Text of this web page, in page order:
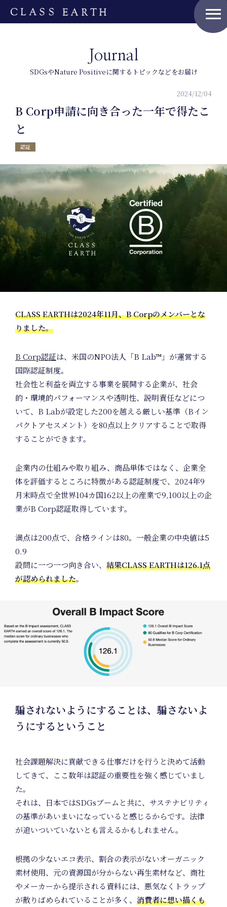
menu
Journal
SDGsやNature Positiveに関するトピックなどをお届け
2024/12/04
B Corp申請に向き合った一年で得たこ
と
認証
CLASS EARTHは2024年11月、B Corpのメンバーとな
りました。
B Corp認証は、米国のNPO法人「B Lab™︎」が運営する
国際認証制度。
社会性と利益を両立する事業を展開する企業が、社会
的・環境的パフォーマンスや透明性、説明責任などにつ
いて、B Labが設定した200を越える厳しい基準（Bイン
パクトアセスメント）を80点以上クリアすることで取得
することができます。
企業内の仕組みや取り組み、商品単体ではなく、企業全
体を評価するところに特徴がある認証制度で、2024年9
月末時点で全世界104カ国162以上の産業で9,100以上の企
業がB Corp認証取得しています。
満点は200点で、合格ラインは80。一般企業の中央値は5
0.9
設問に一つ一つ向き合い、 結果CLASS EARTHは126.1点
が認められました。
騙されないようにすることは、騙さないよ
うにするということ
社会課題解決に貢献できる仕事だけを行うと決めて活動
してきて、ここ数年は認証の重要性を強く感じていまし
た。
それは、日本ではSDGsブームと共に、サステナビリティ
の基準があいまいになっていると感じるからです。法律
が追いついていないとも言えるかもしれません。
根拠の少ないエコ表示、割合の表示がないオーガニック
素材使用、元の資源国が分からない再生素材など、商社
やメーカーから提示される資料には、悪気なくトラップ
が散りばめられていることが多く、 消費者に想い描くも